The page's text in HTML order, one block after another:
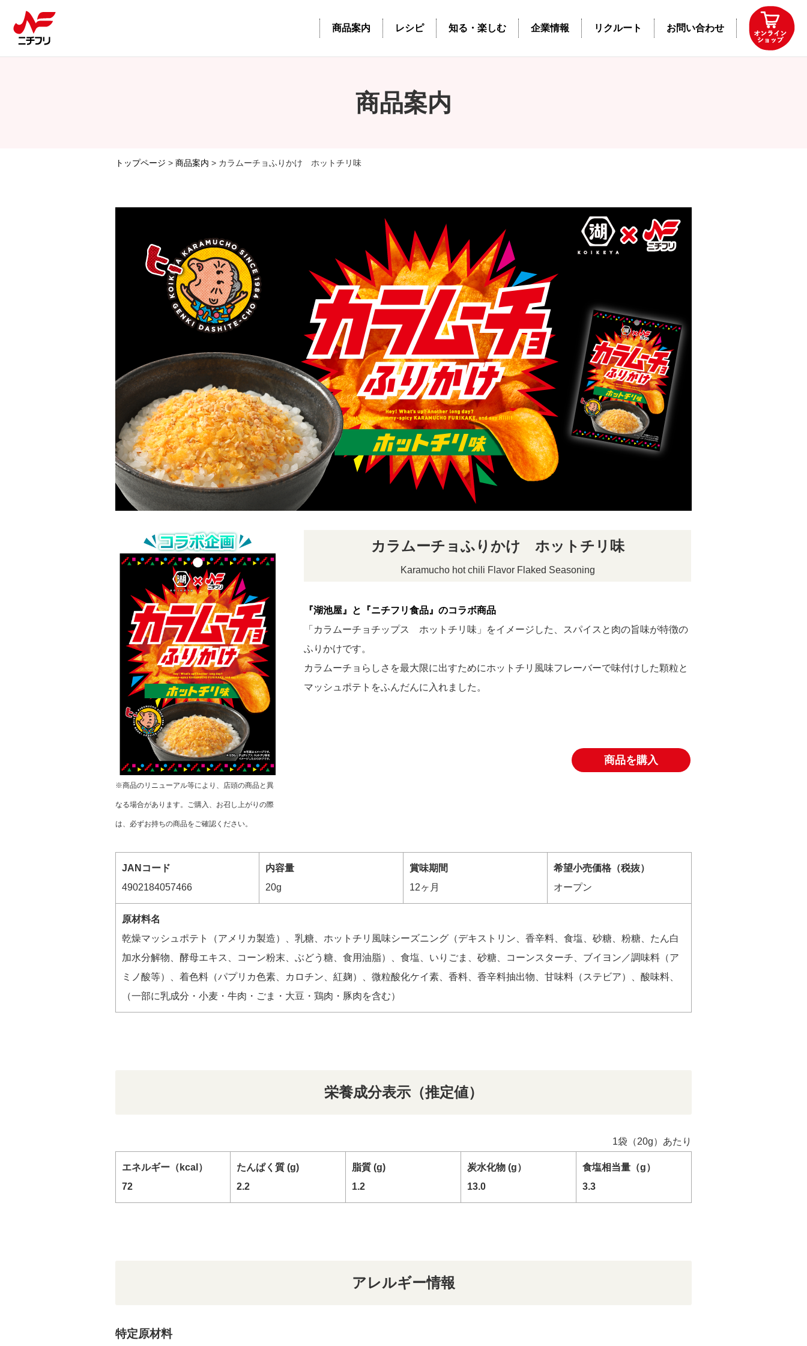
商品案内 レシピ 知る・楽しむ 企業情報 リクルート お問い合わせ
商品案内
トップページ > 商品案内 > カラムーチョふりかけ ホットチリ味
※商品のリニューアル等により、店頭の商品と異
なる場合があります。ご購入、お召し上がりの際
は、必ずお持ちの商品をご確認ください。
カラムーチョふりかけ ホットチリ味
Karamucho hot chili Flavor Flaked Seasoning
『湖池屋』と『ニチフリ食品』のコラボ商品
「カラムーチョチップス ホットチリ味」をイメージした、スパイスと肉の旨味が特徴の
ふりかけです。
カラムーチョらしさを最大限に出すためにホットチリ風味フレーバーで味付けした顆粒と
マッシュポテトをふんだんに入れました。
商品を購入
JANコード
4902184057466
内容量
20g
賞味期間
12ヶ月
希望小売価格（税抜）
オープン
原材料名
乾燥マッシュポテト（アメリカ製造）、乳糖、ホットチリ風味シーズニング（デキストリン、香辛料、食塩、砂糖、粉糖、たん白
加水分解物、酵母エキス、コーン粉末、ぶどう糖、食用油脂）、食塩、いりごま、砂糖、コーンスターチ、ブイヨン／調味料（ア
ミノ酸等）、着色料（パプリカ色素、カロチン、紅麹）、微粒酸化ケイ素、香料、香辛料抽出物、甘味料（ステビア）、酸味料、
（一部に乳成分・小麦・牛肉・ごま・大豆・鶏肉・豚肉を含む）
栄養成分表示（推定値）
1袋（20g）あたり
エネルギー（kcal）
72
たんぱく質 (g)
2.2
脂質 (g)
1.2
炭水化物 (g）
13.0
食塩相当量（g）
3.3
アレルギー情報
特定原材料